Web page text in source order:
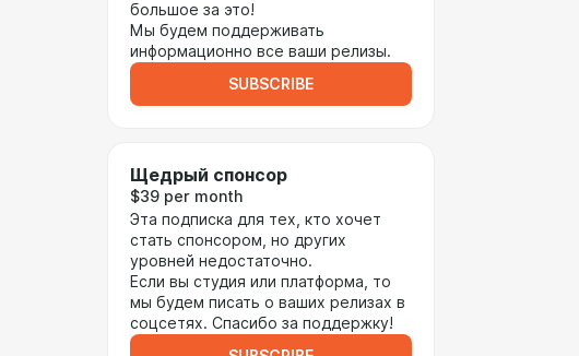
большое за это!
Мы будем поддерживать
информационно все ваши релизы.
SUBSCRIBE
Щедрый спонсор
$39 per month
Эта подписка для тех, кто хочет
стать спонсором, но других
уровней недостаточно.
Если вы студия или платформа, то
мы будем писать о ваших релизах в
соцсетях. Спасибо за поддержку!